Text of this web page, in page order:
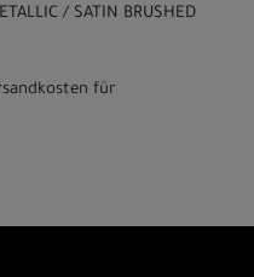
/ SATIN BRUSHED
für